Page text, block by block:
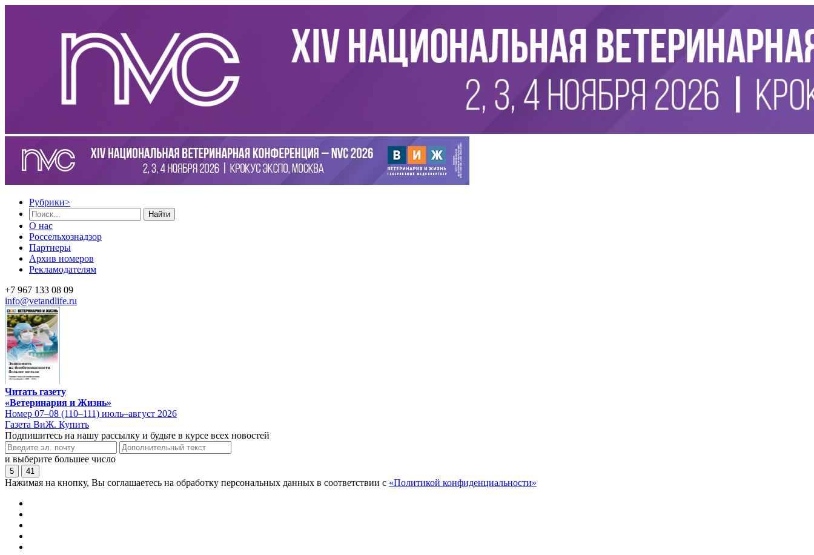
Рубрики>
Найти
О нас
Россельхознадзор
Партнеры
Архив номеров
Рекламодателям
+7 967 133 08 09
info@vetandlife.ru
Читать газету
«Ветеринария и Жизнь»
Номер 07–08 (110–111) июль–август 2026
Газета ВиЖ. Купить
Подпишитесь на нашу рассылку и будьте в курсе всех новостей
и выберите большее число
5 41
Нажимая на кнопку, Вы соглашаетесь на обработку персональных данных в соответствии с «Политикой конфиденциальности»